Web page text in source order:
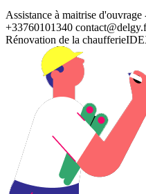
Assistance à maitrise
+33760101340
Rénovation de la chaufferie